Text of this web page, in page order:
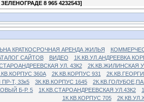
8 965 4232543]
КРАТКОСРОЧНАЯ АРЕНДА ЖИЛЬЯ
САЙТОВ ВИДЕО
1К.КВ.УЛ.АНДРЕЕВКА
УЛ. 43К2
2К.КВ.ЖИЛИНСКАЯ
360А 2К.КВ.КОРПУС 931
Т, 33к5
3К.КВ.КОРПУС 1645
Б-Р. 5
1К.КВ.СТАРОАНДРЕЕВСКАЯ УЛ.43К2
1К.КВ.КОРПУС 705